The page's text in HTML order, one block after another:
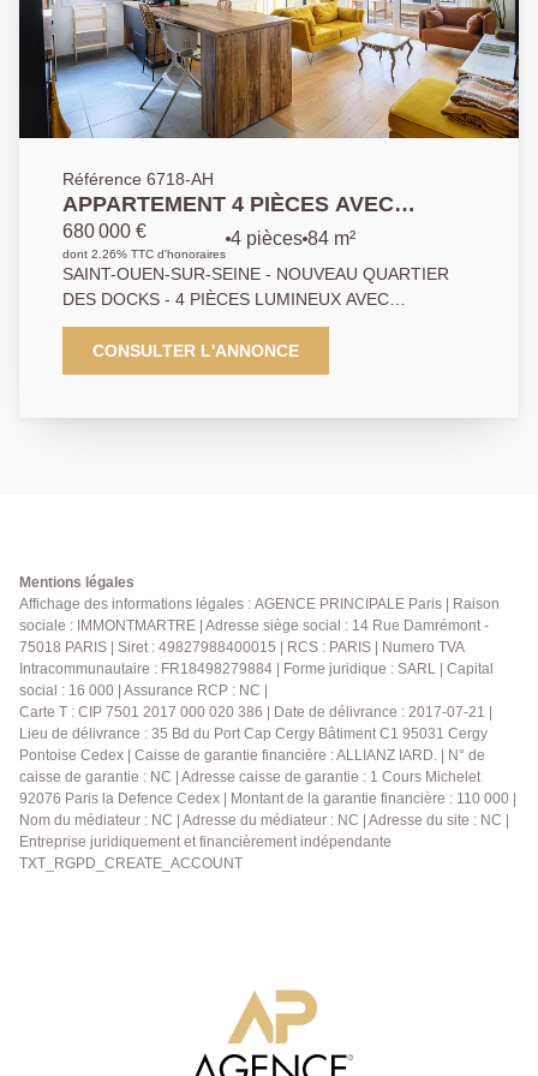
Référence 6718-AH
APPARTEMENT 4 PIÈCES AVEC
TERRASSE SUD-OUEST ET PARKING -
RÉSIDENCE NEUVE
680 000 €
dont 2.26% TTC d'honoraires
4 pièces 84 m²
SAINT-OUEN-SUR-SEINE - NOUVEAU QUARTIER
DES DOCKS - 4 PIÈCES LUMINEUX AVEC
TERRASSE SUD-OUEST ! Dans une résidence
neuve, offrant des prestations soignées, des
matériaux de qualité et une architecture élégante Un
spacieuses, dont une suite parentale avec salle de
bain et dressing, une salle d'eau, ainsi qu'un toilette
indépendant. Une place de parking privative complète
ce bien.
CONSULTER L'ANNONCE
Mentions légales
Affichage des informations légales : AGENCE PRINCIPALE Paris | Raison
sociale : IMMONTMARTRE | Adresse siège social : 14 Rue Damrémont -
75018 PARIS | Siret : 49827988400015 | RCS : PARIS | Numero TVA
Intracommunautaire : FR18498279884 | Forme juridique : SARL | Capital
social : 16 000 | Assurance RCP : NC |
Carte T : CIP 7501 2017 000 020 386 | Date de délivrance : 2017-07-21 |
Lieu de délivrance : 35 Bd du Port Cap Cergy Bâtiment C1 95031 Cergy
Pontoise Cedex | Caisse de garantie financière : ALLIANZ IARD. | N° de
caisse de garantie : NC | Adresse caisse de garantie : 1 Cours Michelet
92076 Paris la Defence Cedex | Montant de la garantie financière : 110 000 |
Nom du médiateur : NC | Adresse du médiateur : NC | Adresse du site : NC |
Entreprise juridiquement et financièrement indépendante
TXT_RGPD_CREATE_ACCOUNT